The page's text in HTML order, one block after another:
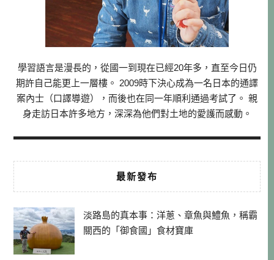
學習語言是漫長的，從國一到現在已經20年多，直至今日仍
期許自己能更上一層樓。 2009時下決心成為一名日本的通譯
案內士（口譯導遊），而後也在同一年順利通過考試了。 親
身走訪日本許多地方，深深為他們對土地的愛護而感動。
最新發布
淡路島的真本事：洋蔥、章魚與鱧魚，稱霸
關西的「御食國」食材寶庫